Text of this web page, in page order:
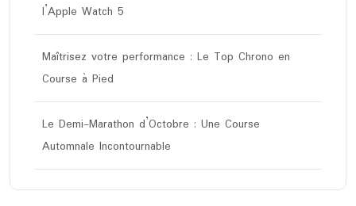
l’Apple Watch 5
Maîtrisez votre performance : Le Top Chrono en
Course à Pied
Le Demi-Marathon d’Octobre : Une Course
Automnale Incontournable